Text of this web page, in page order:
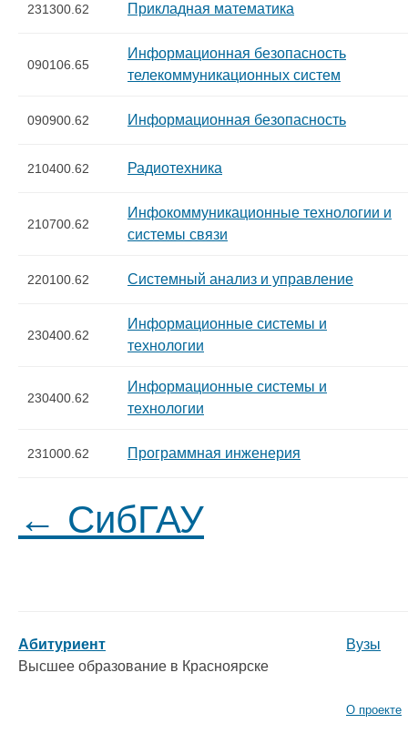
231300.62 Прикладная математика
090106.65
Информационная безопасность
телекоммуникационных систем
090900.62 Информационная безопасность
210400.62 Радиотехника
210700.62
Инфокоммуникационные технологии и
системы связи
220100.62 Системный анализ и управление
230400.62
Информационные системы и
технологии
230400.62
Информационные системы и
технологии
231000.62 Программная инженерия
← СибГАУ
Абитуриент
Высшее образование в Красноярске
Вузы
О проекте